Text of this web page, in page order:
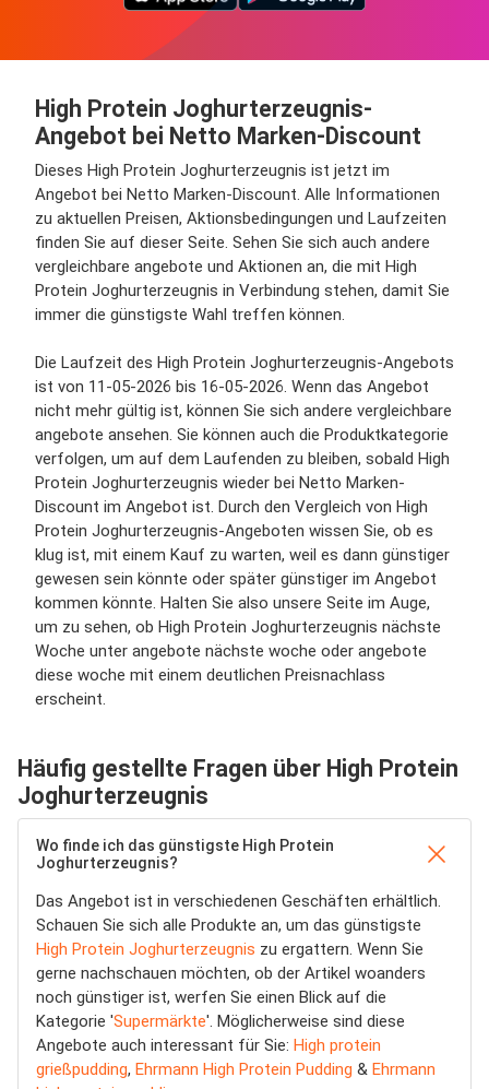
High Protein Joghurterzeugnis-
Angebot bei Netto Marken-Discount
Dieses High Protein Joghurterzeugnis ist jetzt im
Angebot bei Netto Marken-Discount. Alle Informationen
zu aktuellen Preisen, Aktionsbedingungen und Laufzeiten
finden Sie auf dieser Seite. Sehen Sie sich auch andere
vergleichbare angebote und Aktionen an, die mit High
Protein Joghurterzeugnis in Verbindung stehen, damit Sie
immer die günstigste Wahl treffen können.
Die Laufzeit des High Protein Joghurterzeugnis-Angebots
ist von 11-05-2026 bis 16-05-2026. Wenn das Angebot
nicht mehr gültig ist, können Sie sich andere vergleichbare
angebote ansehen. Sie können auch die Produktkategorie
verfolgen, um auf dem Laufenden zu bleiben, sobald High
Protein Joghurterzeugnis wieder bei Netto Marken-
Discount im Angebot ist. Durch den Vergleich von High
Protein Joghurterzeugnis-Angeboten wissen Sie, ob es
klug ist, mit einem Kauf zu warten, weil es dann günstiger
gewesen sein könnte oder später günstiger im Angebot
kommen könnte. Halten Sie also unsere Seite im Auge,
um zu sehen, ob High Protein Joghurterzeugnis nächste
Woche unter angebote nächste woche oder angebote
diese woche mit einem deutlichen Preisnachlass
erscheint.
Häufig gestellte Fragen über High Protein
Joghurterzeugnis
Wo finde ich das günstigste High Protein
Joghurterzeugnis?
Das Angebot ist in verschiedenen Geschäften erhältlich.
Schauen Sie sich alle Produkte an, um das günstigste
High Protein Joghurterzeugnis zu ergattern. Wenn Sie
gerne nachschauen möchten, ob der Artikel woanders
noch günstiger ist, werfen Sie einen Blick auf die
Kategorie 'Supermärkte'. Möglicherweise sind diese
Angebote auch interessant für Sie: High protein
grießpudding, Ehrmann High Protein Pudding & Ehrmann